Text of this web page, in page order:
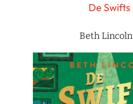
De Swifts
Beth Lincoln